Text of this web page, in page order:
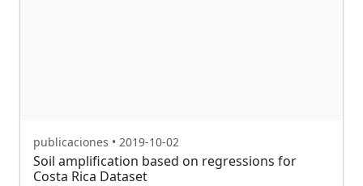
publicaciones • 2019-10-02
Soil amplification based on regressions for
Costa Rica Dataset